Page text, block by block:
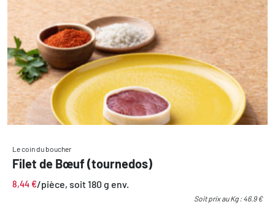
Le coin du boucher
Filet de Bœuf (tournedos)
8,44 €/pièce, soit 180 g env.
Soit prix au Kg : 46.9 €